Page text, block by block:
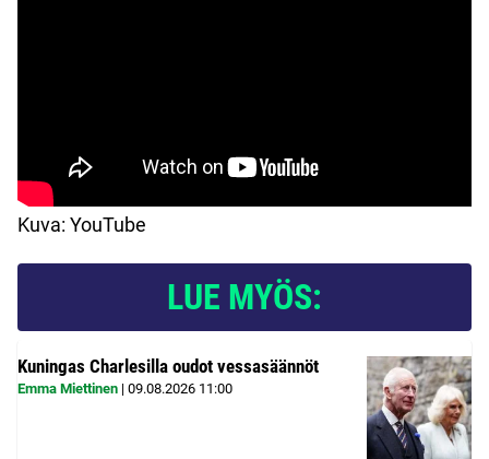
Kuva: YouTube
LUE MYÖS:
Kuningas Charlesilla oudot vessasäännöt
Emma Miettinen | 09.08.2026 11:00